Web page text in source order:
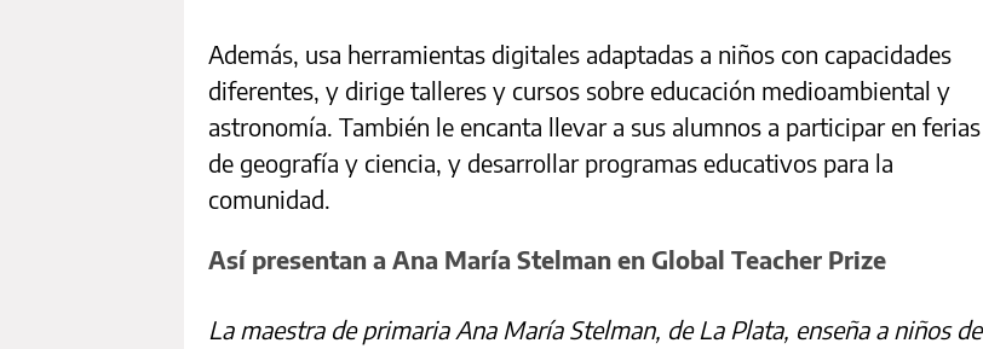
Además, usa herramientas digitales adaptadas a niños con capacidades
diferentes, y dirige talleres y cursos sobre educación medioambiental y
astronomía. También le encanta llevar a sus alumnos a participar en ferias
de geografía y ciencia, y desarrollar programas educativos para la
comunidad.
Así presentan a Ana María Stelman en Global Teacher Prize
La maestra de primaria Ana María Stelman, de La Plata, enseña a niños de